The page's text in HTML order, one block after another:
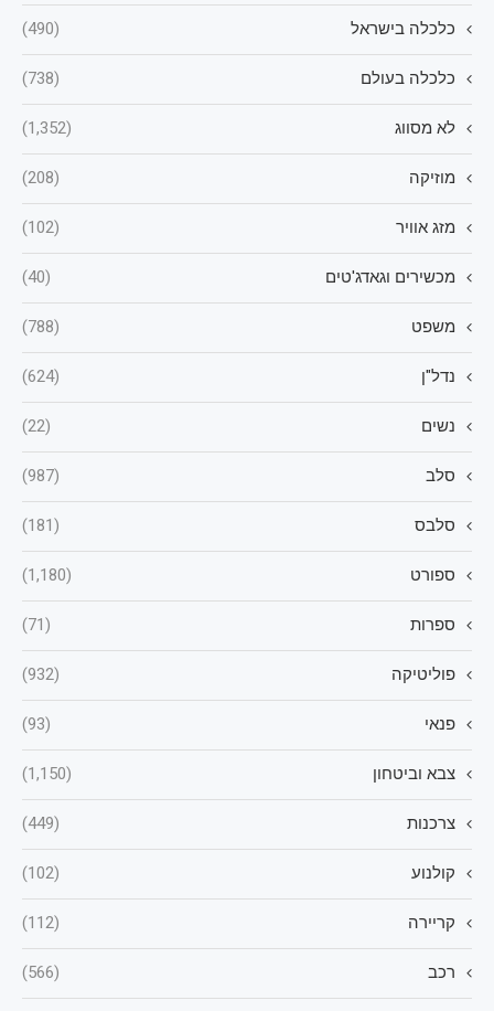
כלכלה בישראל (490)
כלכלה בעולם (738)
לא מסווג (1,352)
מוזיקה (208)
מזג אוויר (102)
מכשירים וגאדג'טים (40)
משפט (788)
נדל"ן (624)
נשים (22)
סלב (987)
סלבס (181)
ספורט (1,180)
ספרות (71)
פוליטיקה (932)
פנאי (93)
צבא וביטחון (1,150)
צרכנות (449)
קולנוע (102)
קריירה (112)
רכב (566)